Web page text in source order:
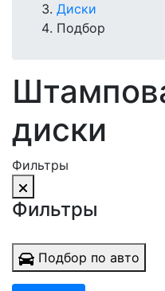
Диски
Подбор
диски
Фильтры
Фильтры
Подбор по авто